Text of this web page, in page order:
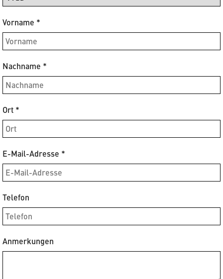
Vorname *
Nachname *
Ort *
E-Mail-Adresse *
Telefon
Anmerkungen